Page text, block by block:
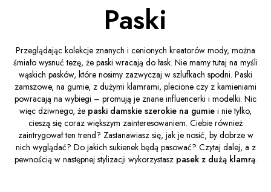
Paski
Przeglądając kolekcje znanych i cenionych kreatorów mody, można
śmiało wysnuć tezę, że paski wracają do łask. Nie mamy tutaj na myśli
wąskich pasków, które nosimy zazwyczaj w szlufkach spodni. Paski
zamszowe, na gumie, z dużymi klamrami, plecione czy z kamieniami
powracają na wybiegi – promują je znane influencerki i modelki. Nic
więc dziwnego, że paski damskie szerokie na gumie i nie tylko,
cieszą się coraz większym zainteresowaniem. Ciebie również
zaintrygował ten trend? Zastanawiasz się, jak je nosić, by dobrze w
nich wyglądać? Do jakich sukienek będą pasować? Czytaj dalej, a z
pewnością w następnej stylizacji wykorzystasz pasek z dużą klamrą.